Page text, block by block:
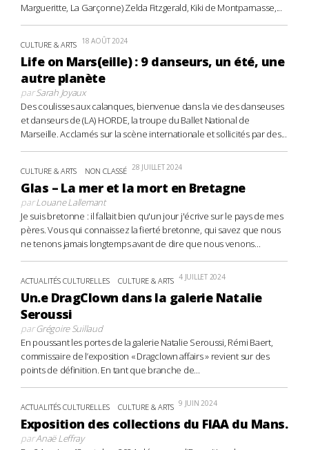
Margueritte, La Garçonne) Zelda Fitzgerald, Kiki de Montparnasse,...
CULTURE & ARTS 18 AOÛT 2024
Life on Mars(eille) : 9 danseurs, un été, une
autre planète
parSarah Joyaux
Des coulisses aux calanques, bienvenue dans la vie des danseuses
et danseurs de (LA) HORDE, la troupe du Ballet National de
Marseille. Acclamés sur la scène internationale et sollicités par des...
CULTURE & ARTS NON CLASSÉ 28 JUILLET 2024
Glas – La mer et la mort en Bretagne
parLouane Lallemant
Je suis bretonne : il fallait bien qu'un jour j'écrive sur le pays de mes
pères. Vous qui connaissez la fierté bretonne, qui savez que nous
ne tenons jamais longtemps avant de dire que nous venons...
ACTUALITÉS CULTURELLES CULTURE & ARTS 4 JUILLET 2024
Un.e DragClown dans la galerie Natalie
Seroussi
parGrégoire Suillaud
En poussant les portes de la galerie Natalie Seroussi, Rémi Baert,
commissaire de l’exposition « Dragclown affairs » revient sur des
points de définition. En tant que branche de...
ACTUALITÉS CULTURELLES CULTURE & ARTS 9 JUIN 2024
Exposition des collections du FIAA du Mans.
parAnaë Leffray